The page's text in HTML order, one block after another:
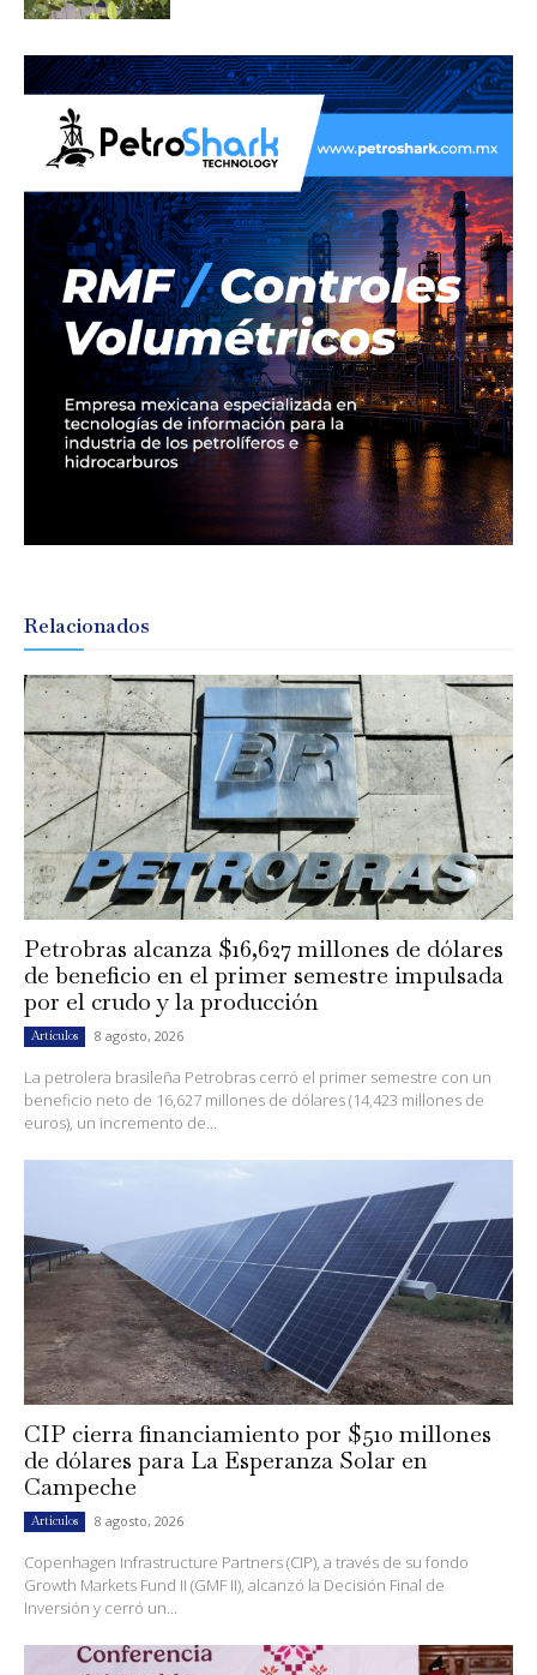
Relacionados
Petrobras alcanza $16,627 millones de dólares
de beneficio en el primer semestre impulsada
por el crudo y la producción
Artículos 8 agosto, 2026
La petrolera brasileña Petrobras cerró el primer semestre con un
beneficio neto de 16,627 millones de dólares (14,423 millones de
euros), un incremento de...
CIP cierra financiamiento por $510 millones
de dólares para La Esperanza Solar en
Campeche
Artículos 8 agosto, 2026
Copenhagen Infrastructure Partners (CIP), a través de su fondo
Growth Markets Fund II (GMF II), alcanzó la Decisión Final de
Inversión y cerró un...